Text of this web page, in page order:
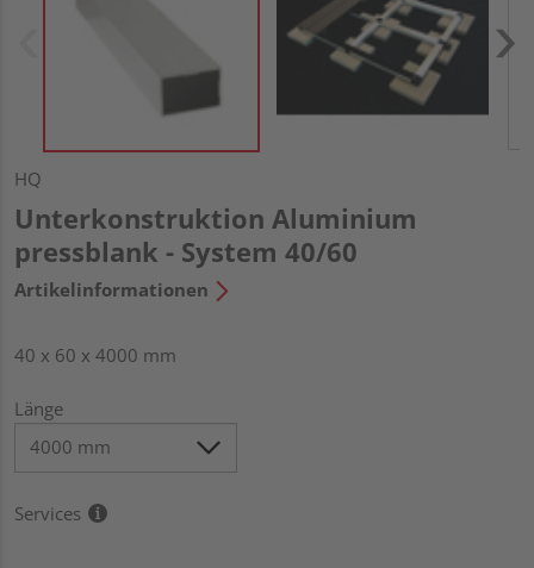
HQ
Unterkonstruktion Aluminium
pressblank - System 40/60
Artikelinformationen
40 x 60 x 4000 mm
Länge
Services